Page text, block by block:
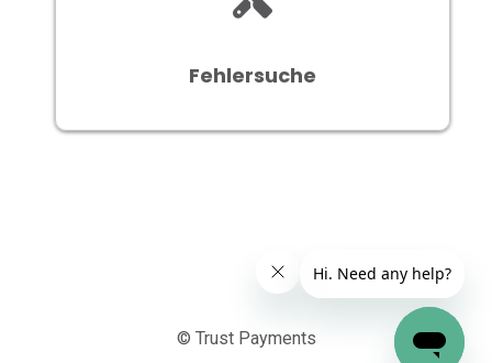
Fehlersuche
© Trust Payments